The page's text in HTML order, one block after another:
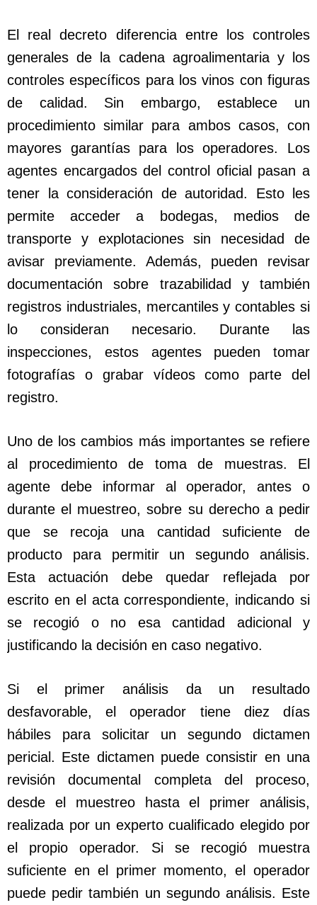
El real decreto diferencia entre los controles
generales de la cadena agroalimentaria y los
controles específicos para los vinos con figuras
de calidad. Sin embargo, establece un
procedimiento similar para ambos casos, con
mayores garantías para los operadores. Los
agentes encargados del control oficial pasan a
tener la consideración de autoridad. Esto les
permite acceder a bodegas, medios de
transporte y explotaciones sin necesidad de
avisar previamente. Además, pueden revisar
documentación sobre trazabilidad y también
registros industriales, mercantiles y contables si
lo consideran necesario. Durante las
inspecciones, estos agentes pueden tomar
fotografías o grabar vídeos como parte del
registro.
Uno de los cambios más importantes se refiere
al procedimiento de toma de muestras. El
agente debe informar al operador, antes o
durante el muestreo, sobre su derecho a pedir
que se recoja una cantidad suficiente de
producto para permitir un segundo análisis.
Esta actuación debe quedar reflejada por
escrito en el acta correspondiente, indicando si
se recogió o no esa cantidad adicional y
justificando la decisión en caso negativo.
Si el primer análisis da un resultado
desfavorable, el operador tiene diez días
hábiles para solicitar un segundo dictamen
pericial. Este dictamen puede consistir en una
revisión documental completa del proceso,
desde el muestreo hasta el primer análisis,
realizada por un experto cualificado elegido por
el propio operador. Si se recogió muestra
suficiente en el primer momento, el operador
puede pedir también un segundo análisis. Este